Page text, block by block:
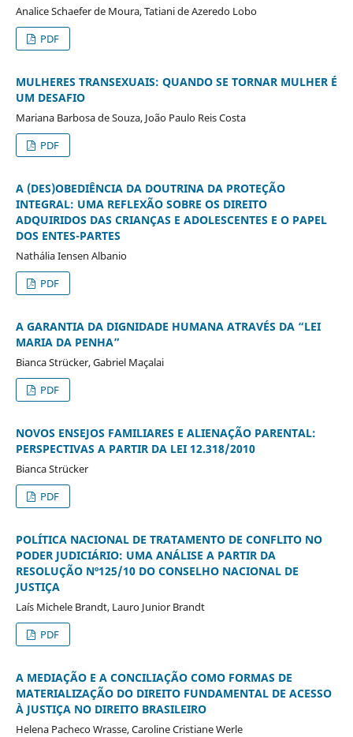
Analice Schaefer de Moura, Tatiani de Azeredo Lobo
PDF
MULHERES TRANSEXUAIS: QUANDO SE TORNAR MULHER É
UM DESAFIO
Mariana Barbosa de Souza, João Paulo Reis Costa
PDF
A (DES)OBEDIÊNCIA DA DOUTRINA DA PROTEÇÃO
INTEGRAL: UMA REFLEXÃO SOBRE OS DIREITO
ADQUIRIDOS DAS CRIANÇAS E ADOLESCENTES E O PAPEL
DOS ENTES-PARTES
Nathália Iensen Albanio
PDF
A GARANTIA DA DIGNIDADE HUMANA ATRAVÉS DA “LEI
MARIA DA PENHA”
Bianca Strücker, Gabriel Maçalai
PDF
NOVOS ENSEJOS FAMILIARES E ALIENAÇÃO PARENTAL:
PERSPECTIVAS A PARTIR DA LEI 12.318/2010
Bianca Strücker
PDF
POLÍTICA NACIONAL DE TRATAMENTO DE CONFLITO NO
PODER JUDICIÁRIO: UMA ANÁLISE A PARTIR DA
RESOLUÇÃO Nº125/10 DO CONSELHO NACIONAL DE
JUSTIÇA
Laís Michele Brandt, Lauro Junior Brandt
PDF
A MEDIAÇÃO E A CONCILIAÇÃO COMO FORMAS DE
MATERIALIZAÇÃO DO DIREITO FUNDAMENTAL DE ACESSO
À JUSTIÇA NO DIREITO BRASILEIRO
Helena Pacheco Wrasse, Caroline Cristiane Werle